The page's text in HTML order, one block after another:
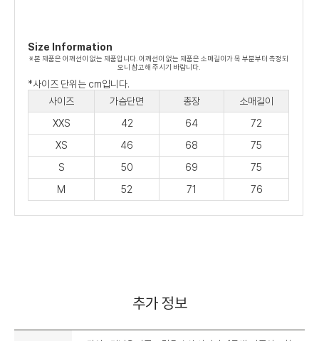
Size Information
※ 본 제품은 어깨선이 없는 제품입니다. 어깨선이 없는 제품은 소매길이가 목 부분부터 측정되
오니 참고해 주시기 바랍니다.
*사이즈 단위는 cm입니다.
사이즈
가슴단면 총장
소매길이
XXS
42 64
72
XS
46 68
75
S
50 69
75
M
52 71 76
추가 정보